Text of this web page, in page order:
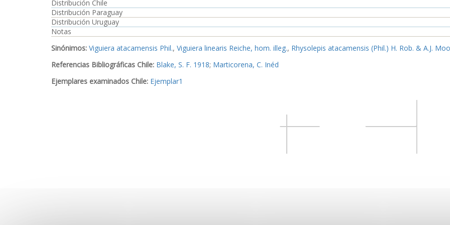
Distribución Chile
Distribución Paraguay
Distribución Uruguay
Notas
Sinónimos: Viguiera atacamensis Phil., Viguiera linearis Reiche, hom. illeg., Rhysolepis atacamensis (Phil.) H. Rob. & A.J.
Referencias Bibliográficas Chile: Blake, S. F. 1918; Marticorena, C. Inéd
Ejemplares examinados Chile: Ejemplar1